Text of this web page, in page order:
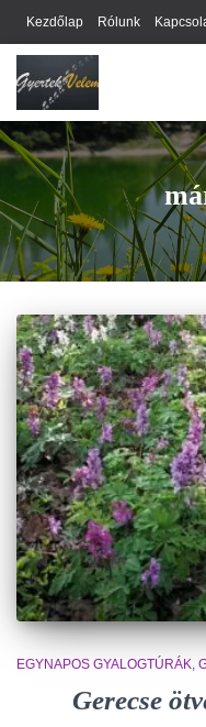
Kezdőlap Rólunk
Webhely térkép
EGYNAPOS GYALOGTÚRÁK
Gerecse